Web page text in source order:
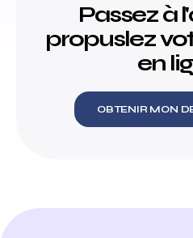
Passez à
propuslez
en
OBTENIR MON